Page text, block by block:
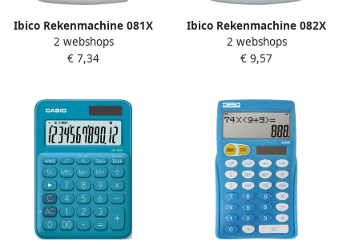
Ibico Rekenmachine 081X
2 webshops
€ 7,34
Ibico Rekenmachine 082X
2 webshops
€ 9,57